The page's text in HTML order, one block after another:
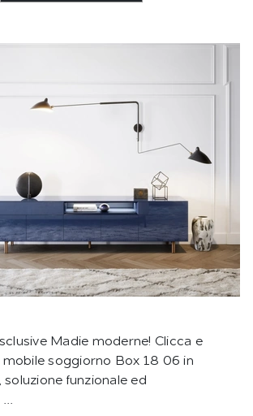
Madie moderne! Clicca e
mobile soggiorno Box 18 06 in
soluzione funzionale ed